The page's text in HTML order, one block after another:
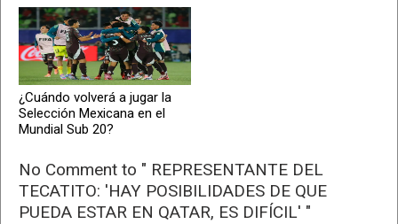
¿Cuándo volverá a jugar la
Selección Mexicana en el
Mundial Sub 20?
No Comment to " REPRESENTANTE DEL
TECATITO: 'HAY POSIBILIDADES DE QUE
PUEDA ESTAR EN QATAR, ES DIFÍCIL' "